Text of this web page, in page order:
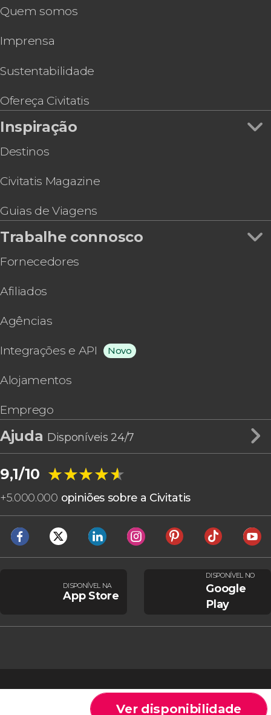
Ver disponibilidade
Terme di Caracalla
Santa Maria Maggiore
Gastronomia e enoturismo
Transfer de Roma a Sorrento
Ingresso da Prisão Mamertina com audioguia
Paulo Fora dos Muros
Ônibus do aeroporto de Fiumicino a
Civitavecchia
Quem somos
Imprensa
Sustentabilidade
Ofereça Civitatis
Inspiração
Destinos
Civitatis Magazine
Guias de Viagens
Trabalhe connosco
Fornecedores
Afiliados
Agências
Integrações e API Novo
Alojamentos
Emprego
Ajuda Disponíveis 24/7
9,1/10 ★★★★★
★★★★★
+5.000.000 opiniões sobre a Civitatis
DISPONÍVEL NA
App Store
DISPONÍVEL NO
Google
Play
Cookies